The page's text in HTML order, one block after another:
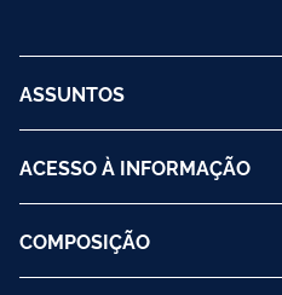
ASSUNTOS
ACESSO À INFORMAÇÃO
COMPOSIÇÃO